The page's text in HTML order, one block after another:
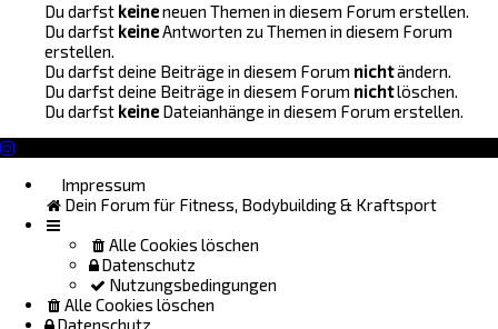
Du darfst keineneuen Themen in diesem Forum erstellen.
Du darfst keineAntworten zu Themen in diesem Forum
erstellen.
Du darfst deine Beiträge in diesem Forum nichtändern.
Du darfst deine Beiträge in diesem Forum nichtlöschen.
Du darfst keine Dateianhänge in diesem Forum erstellen.
Impressum
Dein Forum für Fitness, Bodybuilding & Kraftsport
Alle Cookies löschen
Datenschutz
Nutzungsbedingungen
Alle Cookies löschen
Datenschutz